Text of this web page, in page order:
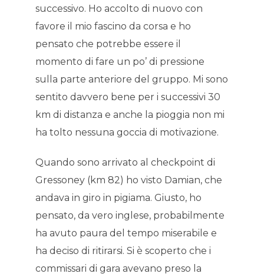
successivo. Ho accolto di nuovo con
favore il mio fascino da corsa e ho
pensato che potrebbe essere il
momento di fare un po’ di pressione
sulla parte anteriore del gruppo. Mi sono
sentito davvero bene per i successivi 30
km di distanza e anche la pioggia non mi
ha tolto nessuna goccia di motivazione.
Quando sono arrivato al checkpoint di
Gressoney (km 82) ho visto Damian, che
andava in giro in pigiama. Giusto, ho
pensato, da vero inglese, probabilmente
ha avuto paura del tempo miserabile e
ha deciso di ritirarsi. Si è scoperto che i
commissari di gara avevano preso la